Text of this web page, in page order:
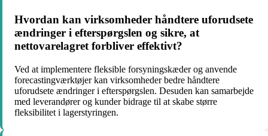
Hvordan kan virksomheder håndtere uforudsete
ændringer i efterspørgslen og sikre, at
nettovarelagret forbliver effektivt?
Ved at implementere fleksible forsyningskæder og anvende
forecastingværktøjer kan virksomheder bedre håndtere
uforudsete ændringer i efterspørgslen. Desuden kan samarbejde
med leverandører og kunder bidrage til at skabe større
fleksibilitet i lagerstyringen.